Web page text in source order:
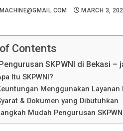
MARCH 3,
Contents
SKPWNI di Bekasi –
Itu SKPWNI?
Menggunakan Layanan
& Dokumen yang Dibutuhkan
Mudah Pengurusan